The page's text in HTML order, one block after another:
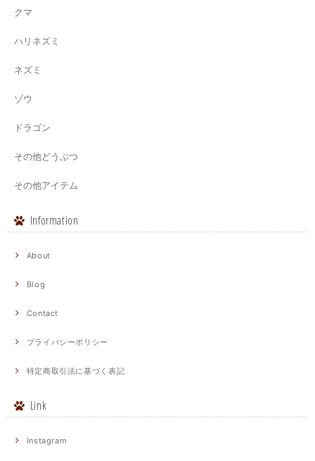
クマ
ハリネズミ
ネズミ
ゾウ
ドラゴン
その他どうぶつ
その他アイテム
Information
About
Blog
Contact
プライバシーポリシー
特定商取引法に基づく表記
Link
Instagram